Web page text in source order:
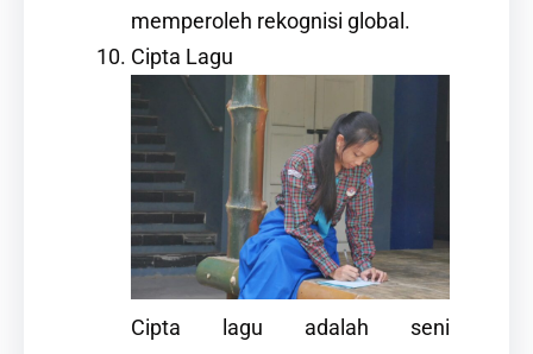
memperoleh rekognisi global.
Cipta Lagu
Cipta lagu adalah seni